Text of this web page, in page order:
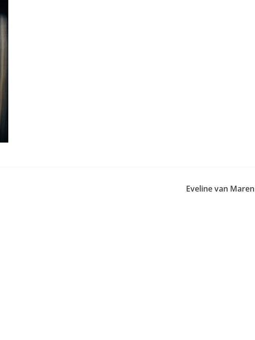
Eveline van Maren